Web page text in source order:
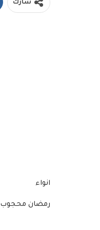
شارك
انواء
رمضان محجوب